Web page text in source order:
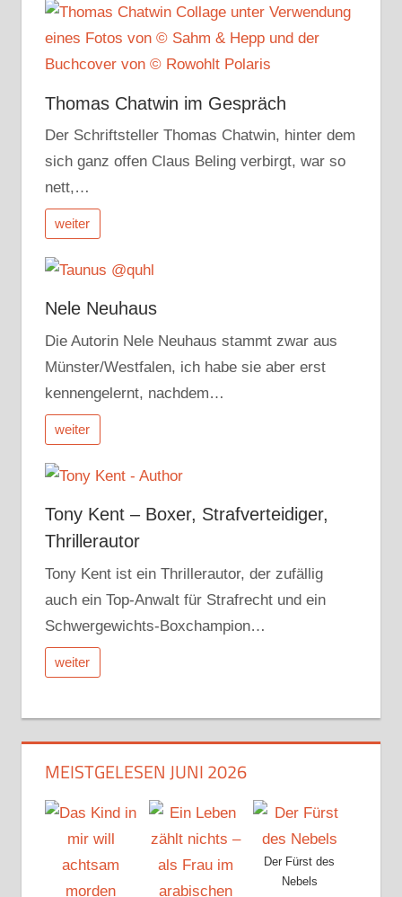
Thomas Chatwin im Gespräch
Der Schriftsteller Thomas Chatwin, hinter dem
sich ganz offen Claus Beling verbirgt, war so
nett,…
weiter
Nele Neuhaus
Die Autorin Nele Neuhaus stammt zwar aus
Münster/Westfalen, ich habe sie aber erst
kennengelernt, nachdem…
weiter
Tony Kent – Boxer, Strafverteidiger,
Thrillerautor
Tony Kent ist ein Thrillerautor, der zufällig
auch ein Top-Anwalt für Strafrecht und ein
Schwergewichts-Boxchampion…
weiter
MEISTGELESEN JUNI 2026
Der Fürst des
Nebels